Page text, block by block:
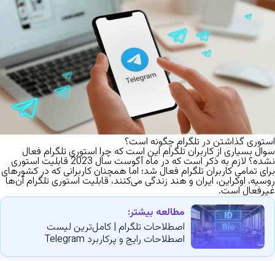
استوری گذاشتن در تلگرام چگونه است؟
سوال بسیاری از کاربران تلگرام این است که چرا استوری تلگرام فعال
نشده؟ لازم به ذکر است که در ماه آگوست سال 2023 قابلیت استوری
برای تمامی کاربران تلگرام فعال شد؛ اما همچنان کاربرانی که در کشورهای
روسیه، اوکراین، ایران و هند زندگی می‌کنند، قابلیت استوری تلگرام آن‌ها
غیرفعال است.
مطالعه بیشتر:
اصطلاحات تلگرام | کامل‌ترین لیست
اصطلاحات رایج و پرکاربرد Telegram